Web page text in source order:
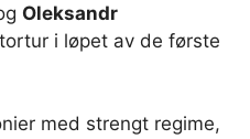
Oleksandr
i løpet av de første
med strengt regime,